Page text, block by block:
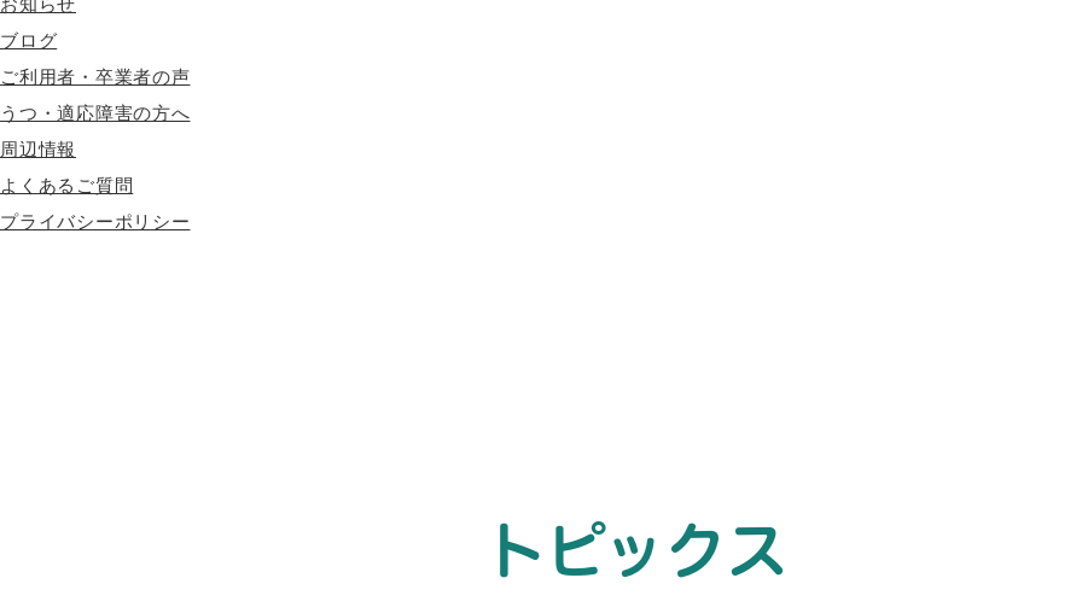
お知らせ
ブログ
ご利用者・卒業者の声
うつ・適応障害の方へ
周辺情報
よくあるご質問
プライバシーポリシー
トピックス